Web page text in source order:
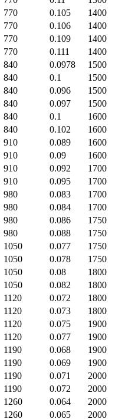
770 0.105
1400
770 0.106
1400
770 0.109
1400
770 0.111
1400
840 0.0978
1500
840 0.1
1500
840 0.096
1500
840 0.097
1500
840 0.1
1600
840 0.102
1600
910 0.089
1600
910 0.09
1600
910 0.092
1700
910 0.095
1700
980 0.083
1700
980 0.084
1700
980 0.086
1750
980 0.088
1750
1050 0.077
1750
1050 0.078
1750
1050 0.08
1800
1050 0.082
1800
1120 0.072
1800
1120 0.073
1800
1120 0.075
1900
1120 0.077
1900
1190 0.068
1900
1190 0.069
1900
1190 0.071
2000
1190 0.072
2000
1260 0.064
2000
1260 0.065
2000